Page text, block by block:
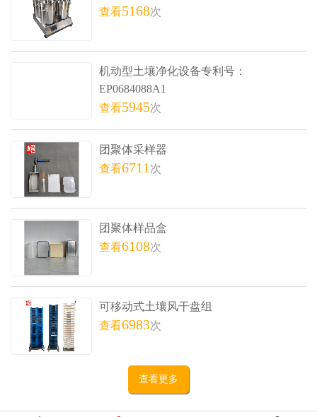
查看5168次
机动型土壤净化设备专利号：
EP0684088A1
查看5945次
团聚体采样器
查看6711 次
团聚体样品盒
查看6108次
可移动式土壤风干盘组
查看6983次
查看更多